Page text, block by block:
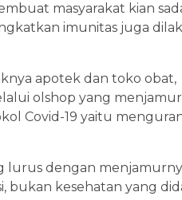
masyarakat kian
imunitas juga
apotek dan toko obat,
olshop yang
Covid-19 yaitu
lurus dengan
bukan kesehatan yang